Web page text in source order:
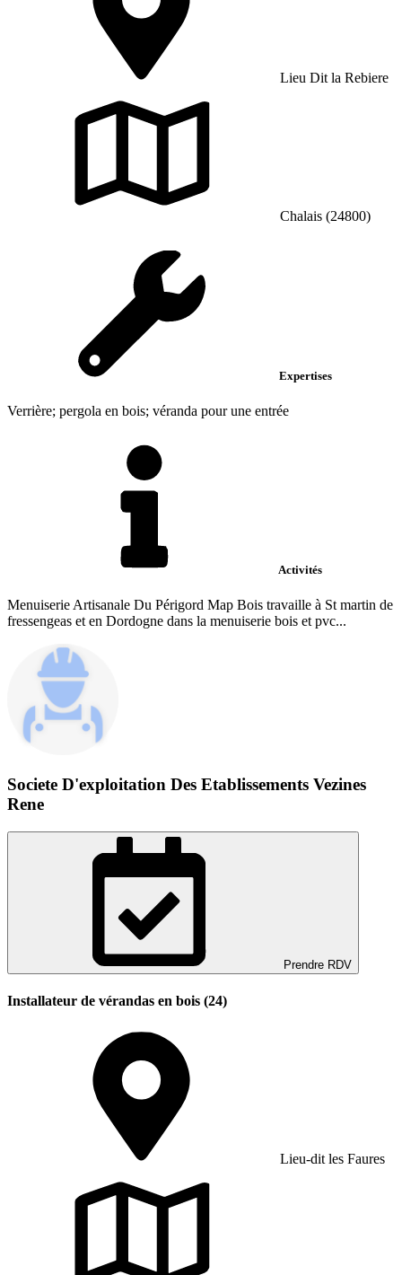
Lieu Dit la Rebiere
Chalais (24800)
Expertises
Verrière; pergola en bois; véranda pour une entrée
Activités
Menuiserie Artisanale Du Périgord Map Bois travaille à St martin de
fressengeas et en Dordogne dans la menuiserie bois et pvc...
Societe D'exploitation Des Etablissements Vezines
Rene
Prendre RDV
Installateur de vérandas en bois (24)
Lieu-dit les Faures